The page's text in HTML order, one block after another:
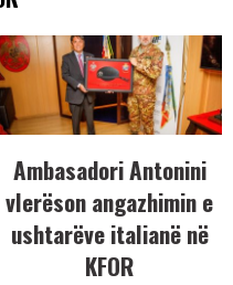
Ambasadori Antonini
vlerëson angazhimin e
ushtarëve italianë në
KFOR